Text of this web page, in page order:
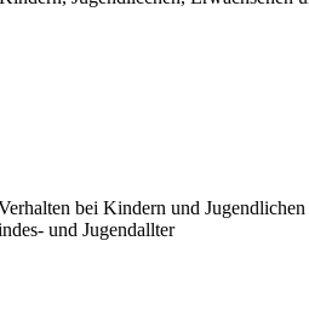
bei Kindern und Jugendlichen
und Jugendallter